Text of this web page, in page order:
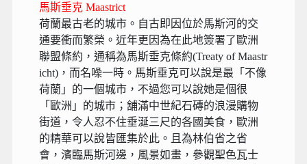
馬斯垂克 Maastrict
荷蘭最古老的城市。自古即因位於馬斯河的交
通要衝而繁榮。近年更因為在此地簽署了歐洲
聯盟條約，通稱為馬斯垂克條約(Treaty of Maastr
icht)，而名噪一時。馬斯垂克可以說是最「不像
荷蘭」的一個城市，不過您可以說她是個很
「歐洲」的城市；舖滿中世紀石磚的浪漫購物
街道，令人忍不住垂涎三尺的各國美食，歐洲
的精華可以說皆匯集於此。且為林伯省之省
會，濱臨馬斯河邊，風景如畫，參觀聖色瓦士